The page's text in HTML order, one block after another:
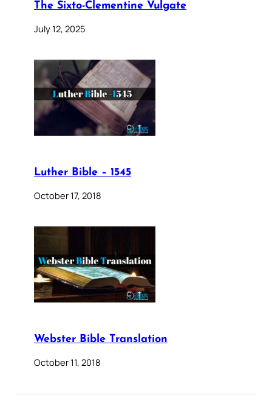
The Sixto-Clementine Vulgate
July 12, 2025
Luther Bible – 1545
October 17, 2018
Webster Bible Translation
October 11, 2018